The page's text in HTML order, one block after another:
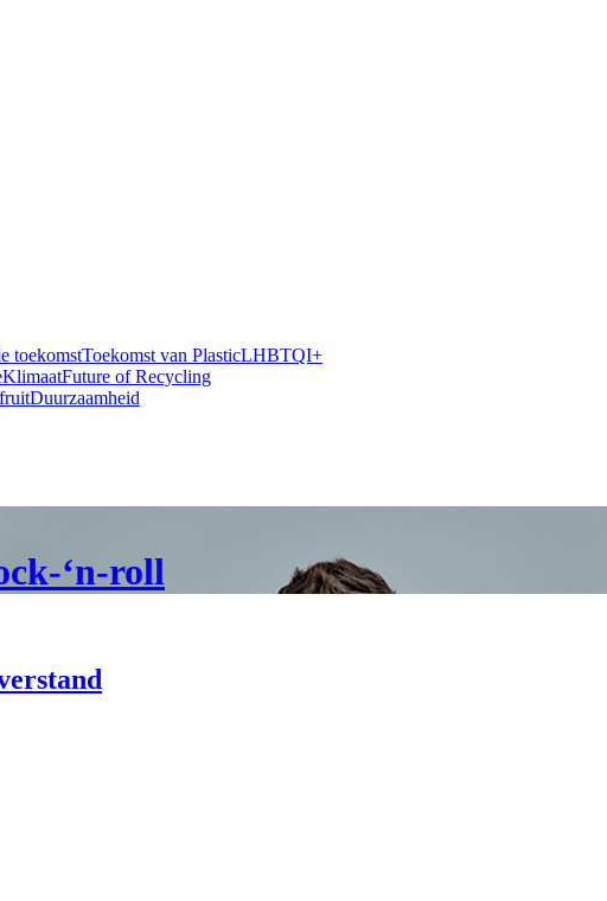
toekomstToekomst van PlasticLHBTQI+
KlimaatFuture of Recycling
Duurzaamheid
‘n-roll